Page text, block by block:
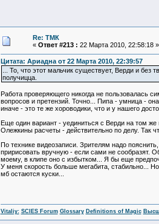
Re: ТМК
« Ответ #213 : 22 Марта 2010, 22:58:18 »
Цитата: Ариадна от 22 Марта 2010, 22:39:57
... То, что этот мальчик существует, Верди и без
получицца.
Работа проверяющего никогда не пользовалась
вопросов и претензий. Точно... Пипа - умница -
иначе - это те же хороводики, что и у нашего
Еще один вариант - уединиться с Верди на том
Олежкины расчеты - действительно по делу. Так
По технике видеозаписи. Зрителям надо
пририсовать вручную - если сами не сообразят.
моему, в клипе оно с избытком... Я бы еще
У меня скорость больше мегабита, стабильно... Но
мб остаются куски...
Vitaliy: SCIES Forum Glossary Definitions of Magic